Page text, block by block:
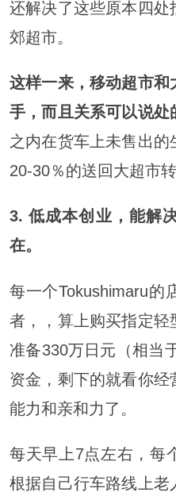
还解决了这些原本四
郊超市。
这样一来，移动超市
手，而且关系可以说处
之内在货车上未售出
20-30％的送回大超市转
3. 低成本创业，能解
在。
每一个Tokushimaru的
者，，算上购买指定轻
准备330万日元（相当
资金，剩下的就看你
能力和亲和力了。
每天早上7点左右，每
根据自己行车路线上